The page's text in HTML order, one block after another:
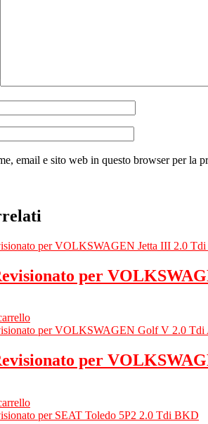
email e sito web in questo browser per la
per
per